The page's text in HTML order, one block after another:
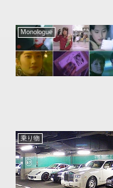
Monologue
乗り物